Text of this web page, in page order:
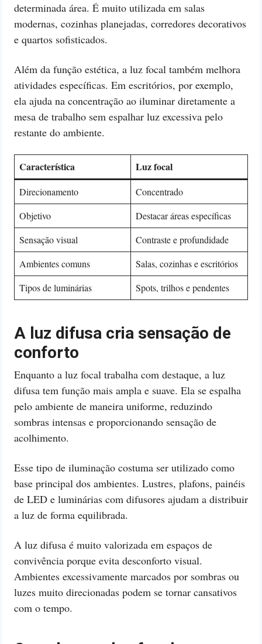
determinada área. É muito utilizada em salas
modernas, cozinhas planejadas, corredores decorativos
e quartos sofisticados.
Além da função estética, a luz focal também melhora
atividades específicas. Em escritórios, por exemplo,
ela ajuda na concentração ao iluminar diretamente a
mesa de trabalho sem espalhar luz excessiva pelo
restante do ambiente.
Característica Luz focal
Direcionamento
Concentrado
Objetivo
Destacar áreas específicas
Sensação visual
Contraste e profundidade
Ambientes comuns
Salas, cozinhas e escritórios
Tipos de luminárias
Spots, trilhos e pendentes
A luz difusa cria sensação de
conforto
Enquanto a luz focal trabalha com destaque, a luz
difusa tem função mais ampla e suave. Ela se espalha
pelo ambiente de maneira uniforme, reduzindo
sombras intensas e proporcionando sensação de
acolhimento.
Esse tipo de iluminação costuma ser utilizado como
base principal dos ambientes. Lustres, plafons, painéis
de LED e luminárias com difusores ajudam a distribuir
a luz de forma equilibrada.
A luz difusa é muito valorizada em espaços de
convivência porque evita desconforto visual.
Ambientes excessivamente marcados por sombras ou
luzes muito direcionadas podem se tornar cansativos
com o tempo.